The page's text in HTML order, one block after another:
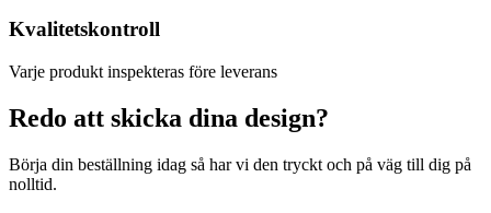
Kvalitetskontroll
Varje produkt inspekteras före leverans
Redo att skicka dina design?
Börja din beställning idag så har vi den tryckt och på väg till dig på
nolltid.